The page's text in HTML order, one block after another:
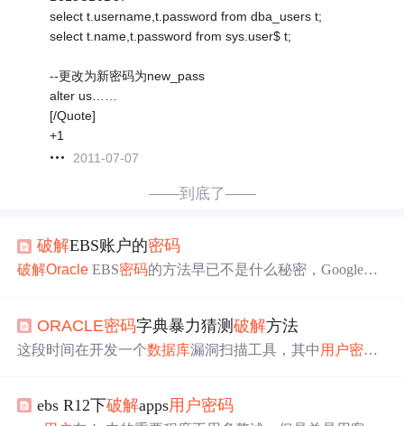
select t.username,t.password from dba_users t;
select t.name,t.password from sys.user$ t;
--更改为新密码为new_pass
alter us……
[/Quote]
+1
2011-07-07
——到底了——
破解EBS账户的密码
破解Oracle EBS密码的方法早已不是什么秘密，Google上
破解方法，方法本来就在那，藏着掖着也没必要。 我之前
写过一篇OracleEBS密码安全的文章相关文章： Oracle
ORACLE密码字典暴力猜测破解方法
这段时间在开发一个数据库漏洞扫描工具，其中 用户密码
一个一个提交到服务器上让其执行比对，
ebs R12下破解apps用户密码